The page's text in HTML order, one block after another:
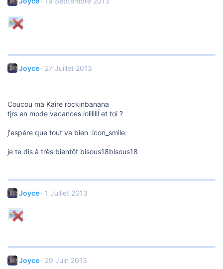
Joyce 27 Juillet 2013
Coucou ma Kaire rockinbanana
tjrs en mode vacances lolllllll et toi ?
j'espère que tout va bien :icon_smile:
je te dis à très bientôt bisous18bisous18
Joyce 1 Juillet 2013
Joyce 29 Juin 2013